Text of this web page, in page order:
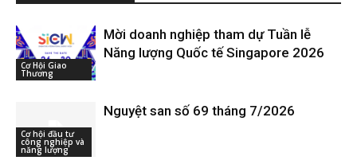
Cơ Hội Giao
Thương
Mời doanh nghiệp tham dự Tuần lễ
Năng lượng Quốc tế Singapore 2026
Cơ hội đầu tư
công nghiệp và
năng lượng
Nguyệt san số 69 tháng 7/2026